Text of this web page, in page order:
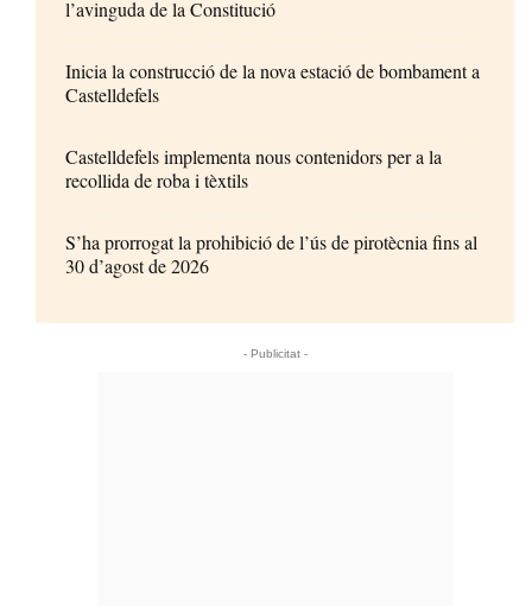
l’avinguda de la Constitució
Inicia la construcció de la nova estació de bombament a
Castelldefels
Castelldefels implementa nous contenidors per a la
recollida de roba i tèxtils
S’ha prorrogat la prohibició de l’ús de pirotècnia fins al
30 d’agost de 2026
- Publicitat -